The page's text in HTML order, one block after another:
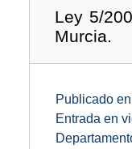
Ley 5/
Murcia.
Publicado
Entrada en